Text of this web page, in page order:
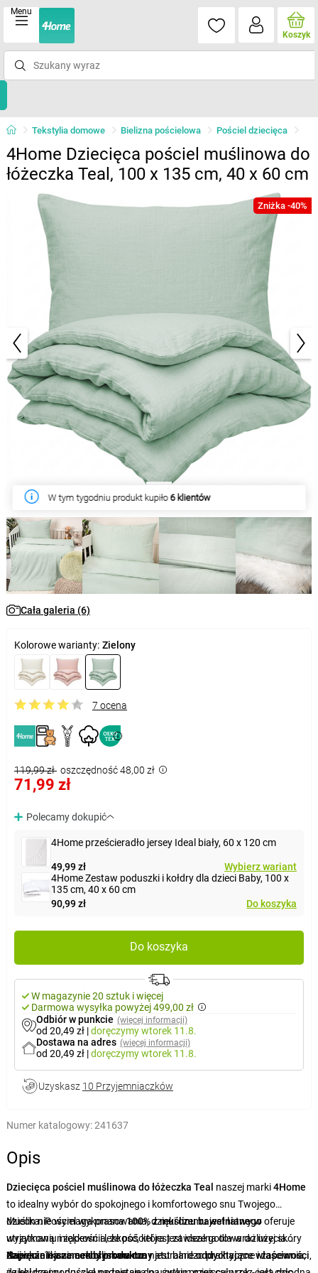
Menu
Koszyk
Tekstylia domowe Bielizna pościelowa Pościel dziecięca
4Home Dziecięca pościel muślinowa do
łóżeczka Teal, 100 x 135 cm, 40 x 60 cm
Zniżka -40%
W tym tygodniu produkt kupiło 6 klientów
Cała galeria (6)
Kolorowe warianty: Zielony
7 ocena
119,99 zł oszczędność 48,00 zł
71,99 zł
Polecamy dokupić
4Home prześcieradło jersey Ideal biały, 60 x 120 cm
49,99 zł
Wybierz wariant
4Home Zestaw poduszki i kołdry dla dzieci Baby, 100 x
135 cm, 40 x 60 cm
90,99 zł
Do koszyka
Do koszyka
W magazynie 20 sztuk i więcej
Darmowa wysyłka powyżej 499,00 zł
Odbiór w punkcie (więcej informacji)
od 20,49 zł |doręczymywtorek 11.8.
Dostawa na adres (więcej informacji)
od 20,49 zł |doręczymywtorek 11.8.
Uzyskasz 10 Przyjemniaczków
Numer katalogowy:241637
Opis
Dziecięca pościel muślinowa do łóżeczka Teal naszej marki4Home
to idealny wybór do spokojnego i komfortowego snu Twojego
dziecka. Pościel wykonana100% z muślinubawełnianegooferuje
wyjątkową miękkość i lekkość, która jest idealna dla wrażliwej skóry
dziecka. Tkanina muślinowa ma naturalnieoddychające właściwości,
Muślinniewymaga prasowania, dzięki czemu jest łatwy w
utrzymaniu i zapewnia, że pościel jest zawsze gotowa do użycia.
Zapięcie na zamek błyskawicznyjest bardzo praktyczne i zapewnia,
Najważniejsze cechy produktu: